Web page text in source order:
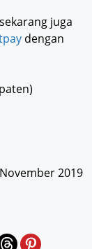
juga
dengan
2019